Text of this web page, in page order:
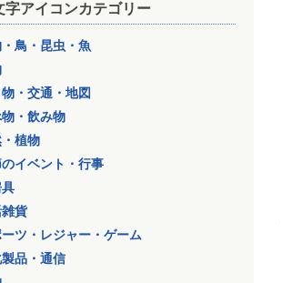
字アイコンカテゴリー
鳥・昆虫・魚
・交通・地図
・飲み物
・植物
イベント・行事
貨
ーツ・レジャー・ゲーム
品・通信